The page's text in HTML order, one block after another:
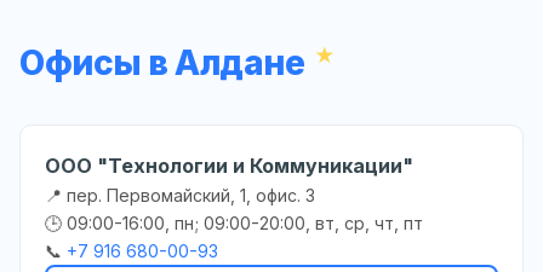
Офисы в Алдане
ООО "Технологии и Коммуникации"
📍 пер. Первомайский, 1, офис. 3
🕒 09:00-16:00, пн; 09:00-20:00, вт, ср, чт, пт
📞 +7 916 680-00-93